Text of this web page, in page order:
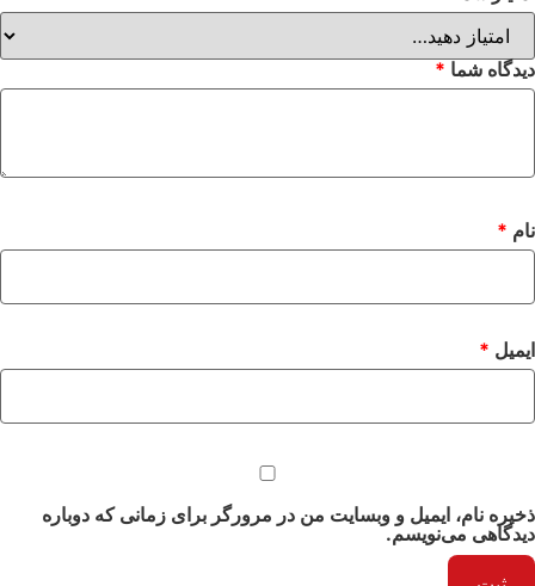
دیدگاه شما *
نام *
ایمیل *
ذخیره نام، ایمیل و وبسایت من در مرورگر برای زمانی که دوباره
دیدگاهی می‌نویسم.